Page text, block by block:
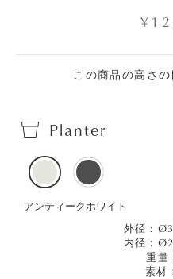
この商品の高さ
Planter
アンティークホワイト
外径：
内径：
重量
素材